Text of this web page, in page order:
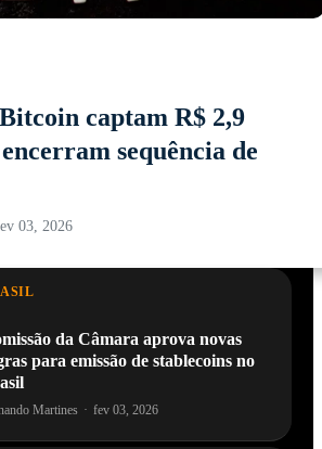
captam R$ 2,9
sequência de
03, 2026
da Câmara aprova novas
para emissão de stablecoins no
Martines · fev 03, 2026